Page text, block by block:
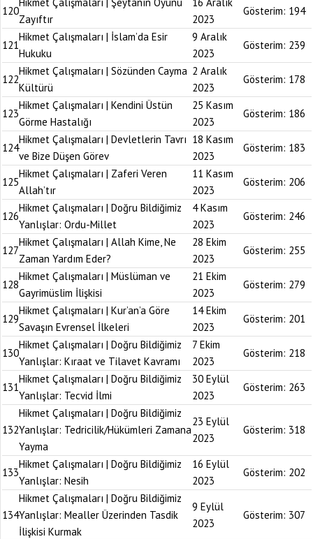
120
Zayıftır
2023
Gösterim: 194
121
Hikmet Çalışmaları | İslam’da Esir
Hukuku
9 Aralık
2023
Gösterim: 239
122
Hikmet Çalışmaları | Sözünden Cayma
Kültürü
2 Aralık
2023
Gösterim: 178
123
Hikmet Çalışmaları | Kendini Üstün
Görme Hastalığı
25 Kasım
2023
Gösterim: 186
124
Hikmet Çalışmaları | Devletlerin Tavrı
ve Bize Düşen Görev
18 Kasım
2023
Gösterim: 183
125
Hikmet Çalışmaları | Zaferi Veren
Allah’tır
11 Kasım
2023
Gösterim: 206
126
Hikmet Çalışmaları | Doğru Bildiğimiz
Yanlışlar: Ordu-Millet
4 Kasım
2023
Gösterim: 246
127
Hikmet Çalışmaları | Allah Kime, Ne
Zaman Yardım Eder?
28 Ekim
2023
Gösterim: 255
128
Hikmet Çalışmaları | Müslüman ve
Gayrimüslim İlişkisi
21 Ekim
2023
Gösterim: 279
129
Hikmet Çalışmaları | Kur’an’a Göre
Savaşın Evrensel İlkeleri
14 Ekim
2023
Gösterim: 201
130
Hikmet Çalışmaları | Doğru Bildiğimiz
Yanlışlar: Kıraat ve Tilavet Kavramı
7 Ekim
2023
Gösterim: 218
131
Hikmet Çalışmaları | Doğru Bildiğimiz
Yanlışlar: Tecvid İlmi
30 Eylül
2023
Gösterim: 263
132
Hikmet Çalışmaları | Doğru Bildiğimiz
Yanlışlar: Tedricilik/Hükümleri Zamana
Yayma
23 Eylül
2023
Gösterim: 318
133
Hikmet Çalışmaları | Doğru Bildiğimiz
Yanlışlar: Nesih
16 Eylül
2023
Gösterim: 202
134
Hikmet Çalışmaları | Doğru Bildiğimiz
Yanlışlar: Mealler Üzerinden Tasdik
İlişkisi Kurmak
9 Eylül
2023
Gösterim: 307